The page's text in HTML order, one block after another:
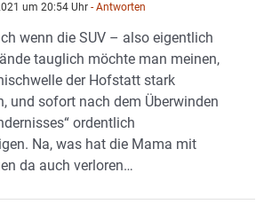
um 20:54 Uhr - Antworten
wenn die SUV – also eigentlich
tauglich möchte man meinen,
der Hofstatt stark
und sofort nach dem Überwinden
ordentlich
Na, was hat die Mama mit
da auch verloren…